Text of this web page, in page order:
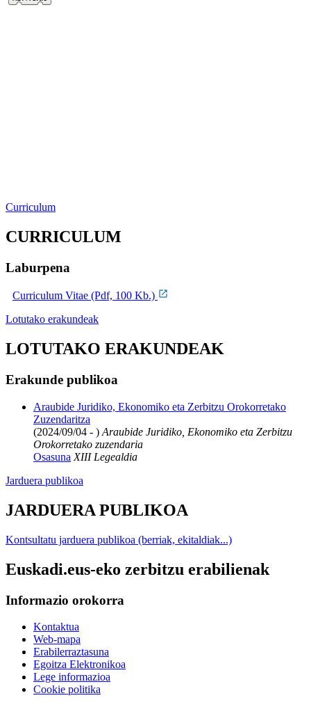
Curriculum
CURRICULUM
Laburpena
Curriculum Vitae (Pdf, 100 Kb.)
Lotutako erakundeak
LOTUTAKO ERAKUNDEAK
Erakunde publikoa
Araubide Juridiko, Ekonomiko eta Zerbitzu Orokorretako
Zuzendaritza
(2024/09/04 - ) Araubide Juridiko, Ekonomiko eta Zerbitzu
Orokorretako zuzendaria
Osasuna XIII Legealdia
Jarduera publikoa
JARDUERA PUBLIKOA
Kontsultatu jarduera publikoa (berriak, ekitaldiak...)
Euskadi.eus-eko zerbitzu erabilienak
Informazio orokorra
Kontaktua
Web-mapa
Erabilerraztasuna
Egoitza Elektronikoa
Lege informazioa
Cookie politika